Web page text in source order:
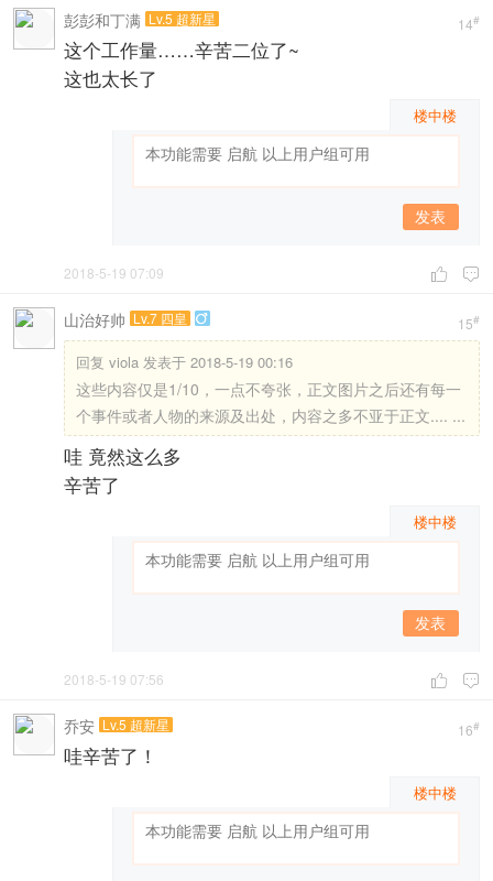
14#
彭彭和丁满 Lv.5 超新星
这个工作量……辛苦二位了~
这也太长了
楼中楼
发表
 
2018-5-19 07:09
15#
山治好帅 Lv.7 四皇 
回复 viola 发表于 2018-5-19 00:16
这些内容仅是1/10，一点不夸张，正文图片之后还有每一
个事件或者人物的来源及出处，内容之多不亚于正文.... ...
哇 竟然这么多
辛苦了
楼中楼
发表
 
2018-5-19 07:56
16#
乔安 Lv.5 超新星
哇辛苦了！
楼中楼